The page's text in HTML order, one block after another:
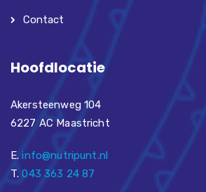
Contact
Hoofdlocatie
Akersteenweg 104
6227 AC Maastricht
E.info@nutripunt.nl
T.043 363 24 87